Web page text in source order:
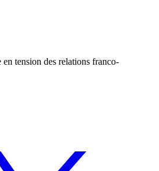
en tension des relations franco-